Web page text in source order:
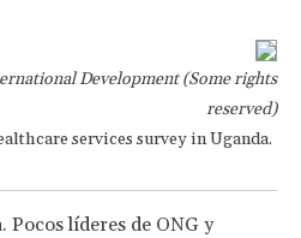
Development (Some rights
reserved)
services survey in Uganda.
Pocos líderes de ONG y